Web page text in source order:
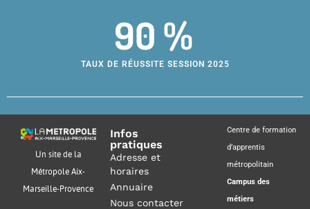
90 %
TAUX DE RÉUSSITE SESSION 2025
Un site de la
Métropole Aix-
Marseille-Provence
Infos
pratiques
Adresse et
horaires
Annuaire
Nous contacter
Centre de formation
d’apprentis
métropolitain
Campus des
métiers